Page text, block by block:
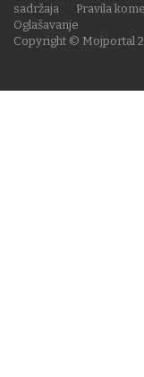
Copyright © Mojportal
sadržaja
Pravila
Oglašavanje